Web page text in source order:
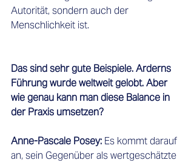
Autorität, sondern auch der
Menschlichkeit ist.
Das sind sehr gute Beispiele. Arderns
Führung wurde weltweit gelobt. Aber
wie genau kann man diese Balance in
der Praxis umsetzen?
Anne-Pascale Posey: Es kommt darauf
an, sein Gegenüber als wertgeschätzte